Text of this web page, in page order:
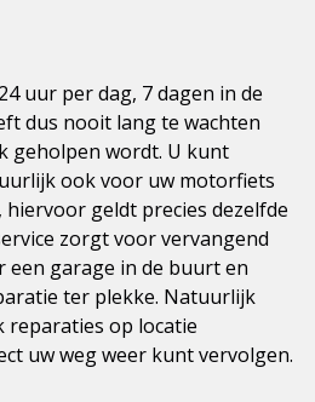
uur per dag, 7 dagen in de
dus nooit lang te wachten
geholpen wordt. U kunt
ook voor uw motorfiets
geldt precies dezelfde
zorgt voor vervangend
garage in de buurt en
ter plekke. Natuurlijk
reparaties op locatie
uw weg weer kunt vervolgen.